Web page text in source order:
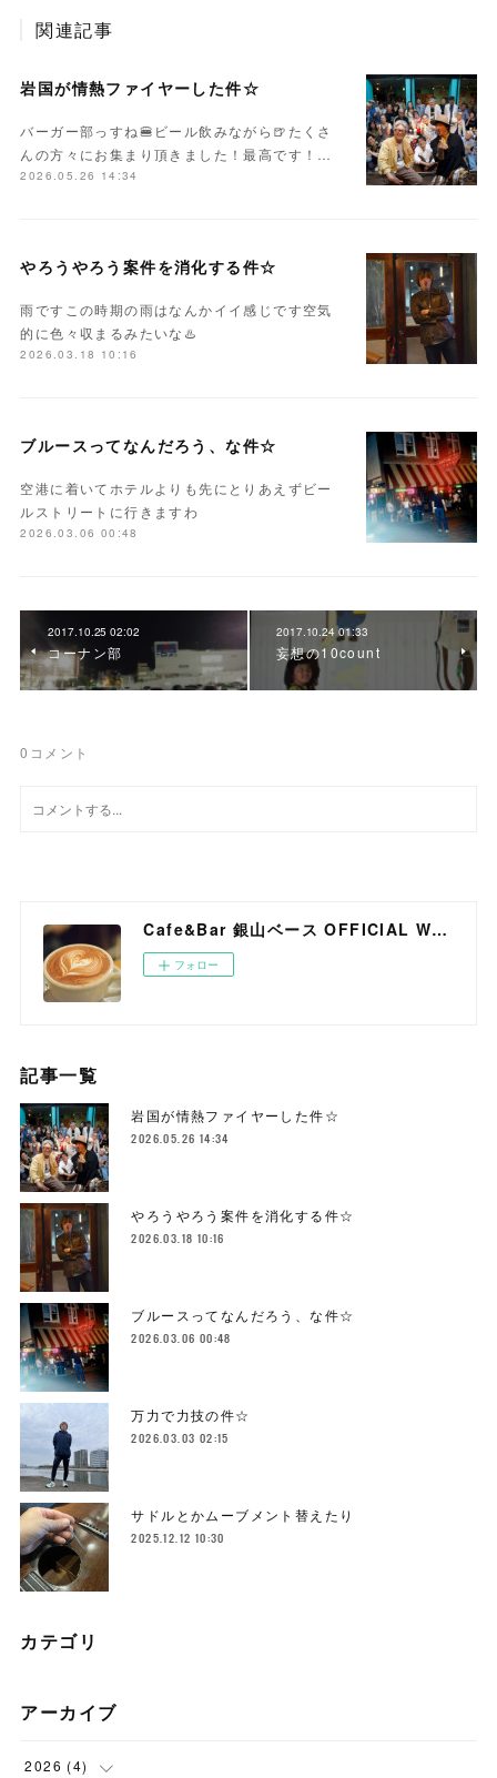
関連記事
岩国が情熱ファイヤーした件☆
バーガー部っすね🍔ビール飲みながら🍺たくさ
んの方々にお集まり頂きました！最高です！…
2026.05.26 14:34
やろうやろう案件を消化する件☆
雨ですこの時期の雨はなんかイイ感じです空気
的に色々収まるみたいな♨️
2026.03.18 10:16
ブルースってなんだろう、な件☆
空港に着いてホテルよりも先にとりあえずビー
ルストリートに行きますわ
2026.03.06 00:48
2017.10.25 02:02
コーナン部
2017.10.24 01:33
妄想の10count
0 コメント
Cafe&Bar 銀山ベース OFFICIAL WEB SITE
フォロー
記事一覧
岩国が情熱ファイヤーした件☆
2026.05.26 14:34
やろうやろう案件を消化する件☆
2026.03.18 10:16
ブルースってなんだろう、な件☆
2026.03.06 00:48
万力で力技の件☆
2026.03.03 02:15
サドルとかムーブメント替えたり
2025.12.12 10:30
カテゴリ
アーカイブ
2026 (4)